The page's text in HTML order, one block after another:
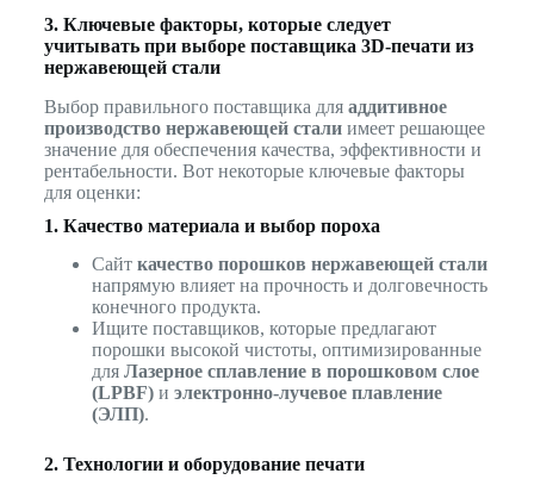
3. Ключевые факторы, которые следует
учитывать при выборе поставщика 3D-печати из
нержавеющей стали
Выбор правильного поставщика для аддитивное
производство нержавеющей сталиимеет решающее
значение для обеспечения качества, эффективности и
рентабельности. Вот некоторые ключевые факторы
для оценки:
1. Качество материала и выбор пороха
Сайт качество порошков нержавеющей стали
напрямую влияет на прочность и долговечность
конечного продукта.
Ищите поставщиков, которые предлагают
порошки высокой чистоты, оптимизированные
для Лазерное сплавление в порошковом слое
(LPBF)и электронно-лучевое плавление
(ЭЛП).
2. Технологии и оборудование печати